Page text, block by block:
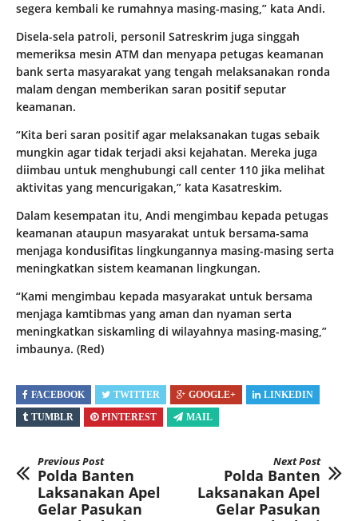
segera kembali ke rumahnya masing-masing,” kata Andi.
Disela-sela patroli, personil Satreskrim juga singgah
memeriksa mesin ATM dan menyapa petugas keamanan
bank serta masyarakat yang tengah melaksanakan ronda
malam dengan memberikan saran positif seputar
keamanan.
“Kita beri saran positif agar melaksanakan tugas sebaik
mungkin agar tidak terjadi aksi kejahatan. Mereka juga
diimbau untuk menghubungi call center 110 jika melihat
aktivitas yang mencurigakan,” kata Kasatreskim.
Dalam kesempatan itu, Andi mengimbau kepada petugas
keamanan ataupun masyarakat untuk bersama-sama
menjaga kondusifitas lingkungannya masing-masing serta
meningkatkan sistem keamanan lingkungan.
“Kami mengimbau kepada masyarakat untuk bersama
menjaga kamtibmas yang aman dan nyaman serta
meningkatkan siskamling di wilayahnya masing-masing,”
imbaunya. (Red)
FACEBOOK TWITTER GOOGLE+
LINKEDIN
TUMBLR
PINTEREST MAIL
Previous Post
Polda Banten
Laksanakan Apel
Gelar Pasukan
Next Post
Polda Banten
Laksanakan Apel
Gelar Pasukan